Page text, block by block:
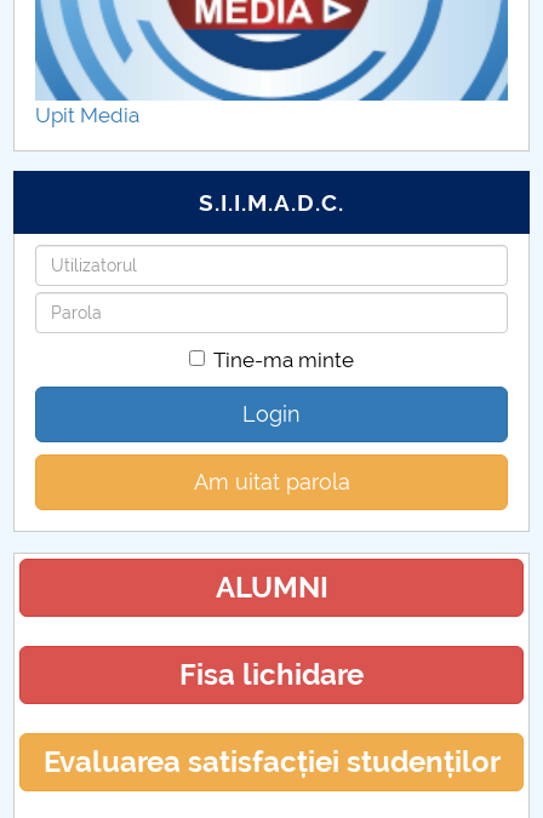
Upit Media
S.I.I.M.A.D.C.
Utilizatorul
Parola
Tine-ma minte
Login
Am uitat parola
ALUMNI
Fisa lichidare
Evaluarea satisfacției studenților